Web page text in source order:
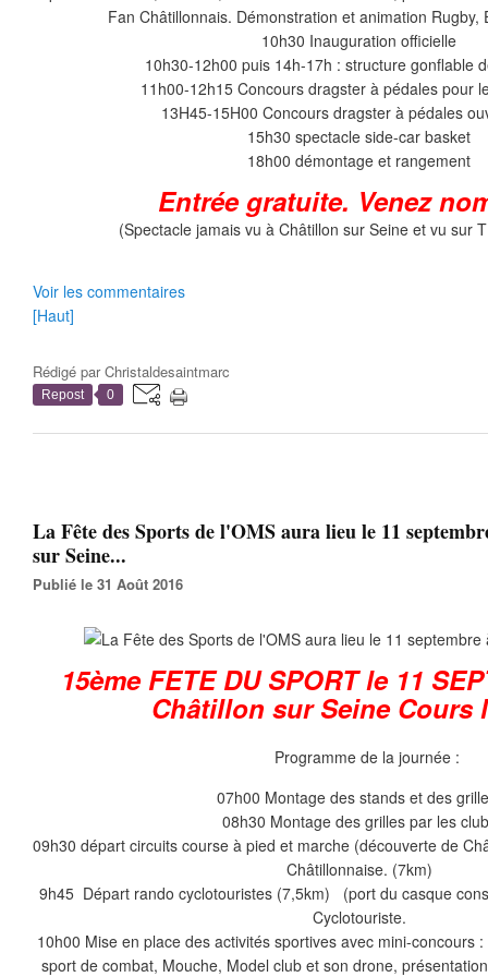
Fan Châtillonnais. Démonstration et animation
10h30 Inauguration officielle
10h30-12h00 puis 14h-17h : structure gonflable
11h00-12h15 Concours dragster à pédales pour
13H45-15H00 Concours dragster à pédales
15h30 spectacle side-car basket
18h00 démontage et rangement
Entrée gratuite. Venez
(Spectacle jamais vu à Châtillon sur Seine et vu sur
Voir les commentaires
[Haut]
Rédigé parChristaldesaintmarc
Repost 0
La Fête des Sports de l'OMS aura lieu le 11
sur Seine...
Publié le 31 Août 2016
15ème FETE DU SPORT le 11
Châtillon sur Seine Cours
Programme de la journée :
07h00 Montage des stands et des
08h30 Montage des grilles par les
09h30 départ circuits course à pied et marche (découverte de
Châtillonnaise. (7km)
9h45 Départ rando cyclotouristes (7,5km) (port du casque
Cyclotouriste.
10h00 Mise en place des activités sportives avec mini-concours
sport de combat, Mouche, Model club et son drone,